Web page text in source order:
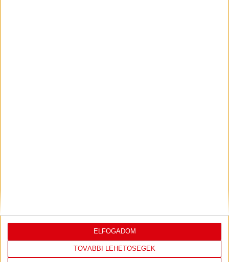
TOVÁBBI LEHETŐSÉGEK
ELFOGADOM
TÁMOGATÓINK